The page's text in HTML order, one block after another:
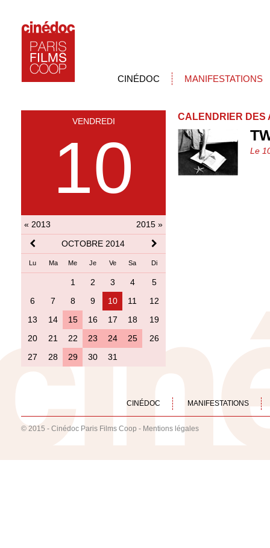
CINÉDOC MANIFESTATIONS
VENDREDI
10
« 2013
2015 »
OCTOBRE 2014
Lu Ma Me Je Ve Sa Di
1 2 3 4
5
6
7 8 9 10 11
12
13
14 15 16 17 18
19
20
21 22 23 24 25
26
27
28 29 30 31
CALENDRIER DES
Le
CINÉDOC MANIFESTATIONS
© 2015 - Cinédoc Paris Films Coop - Mentions légales